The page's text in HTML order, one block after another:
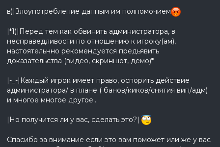
в)|Злоупотребление данным им полномочием
|*1)|Перед тем как обвинить администратора, в
несправедливости по отношению к игроку(ам),
настоятельнно рекомендуется предьявить
доказательства (видео, скриншот, демо)*
|-_-|Каждый игрок имеет право, оспорить действие
администратора/ в плане ( банов/киков/снятия вип/адм)
и многое многое другое...
|Но получится ли у вас, сделать это?|
Спасибо за внимание если это вам поможет или же у вас